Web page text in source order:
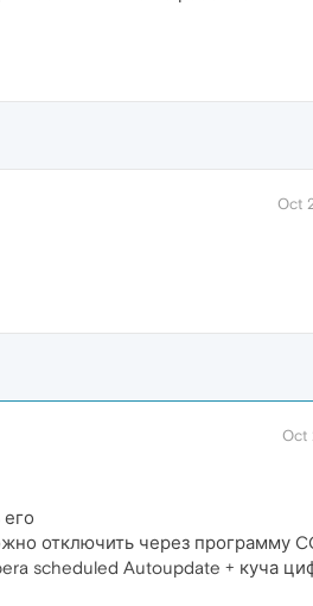
Oct
Oct
отключить через программу
scheduled Autoupdate + куча